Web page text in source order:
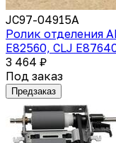
JC97-04915A
Ролик отделения
E82560, CLJ
3 464 ₽
Под заказ
Предзаказ